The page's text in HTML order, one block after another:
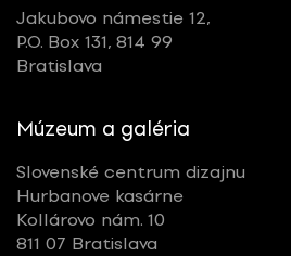
Jakubovo námestie 12,
P.O. Box 131, 814 99
Bratislava
Múzeum a galéria
Slovenské centrum dizajnu
Hurbanove kasárne
Kollárovo nám. 10
811 07 Bratislava